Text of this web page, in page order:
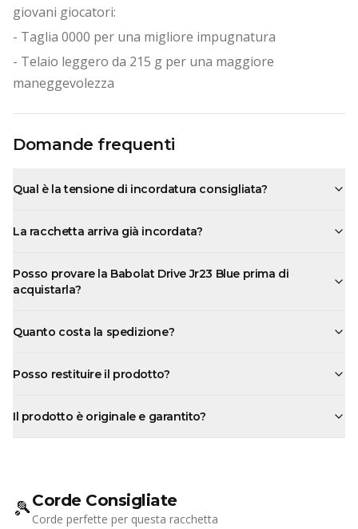
giovani giocatori:
- Taglia 0000 per una migliore impugnatura
- Telaio leggero da 215 g per una maggiore
maneggevolezza
Domande frequenti
Qual è la tensione di incordatura consigliata?
La racchetta arriva già incordata?
Posso provare la Babolat Drive Jr23 Blue prima di
acquistarla?
Quanto costa la spedizione?
Posso restituire il prodotto?
Il prodotto è originale e garantito?
🎾Corde Consigliate
Corde perfette per questa racchetta